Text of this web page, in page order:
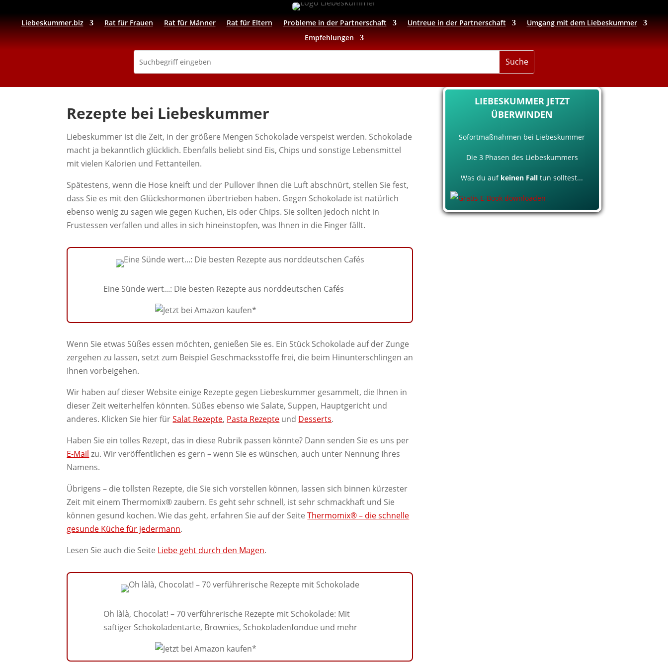
Liebeskummer.biz Rat für Frauen Rat für Männer Rat für Eltern Probleme in der Partnerschaft Untreue in der Partnerschaft
Umgang mit dem Liebeskummer
Empfehlungen
Rezepte bei Liebeskummer
Liebeskummer ist die Zeit, in der größere Mengen Schokolade verspeist werden. Schokolade
macht ja bekanntlich glücklich. Ebenfalls beliebt sind Eis, Chips und sonstige Lebensmittel
mit vielen Kalorien und Fettanteilen.
Spätestens, wenn die Hose kneift und der Pullover Ihnen die Luft abschnürt, stellen Sie fest,
dass Sie es mit den Glückshormonen übertrieben haben. Gegen Schokolade ist natürlich
ebenso wenig zu sagen wie gegen Kuchen, Eis oder Chips. Sie sollten jedoch nicht in
Frustessen verfallen und alles in sich hineinstopfen, was Ihnen in die Finger fällt.
Eine Sünde wert...: Die besten Rezepte aus norddeutschen Cafés
Wenn Sie etwas Süßes essen möchten, genießen Sie es. Ein Stück Schokolade auf der Zunge
zergehen zu lassen, setzt zum Beispiel Geschmacksstoffe frei, die beim Hinunterschlingen an
Ihnen vorbeigehen.
Wir haben auf dieser Website einige Rezepte gegen Liebeskummer gesammelt, die Ihnen in
dieser Zeit weiterhelfen könnten. Süßes ebenso wie Salate, Suppen, Hauptgericht und
anderes. Klicken Sie hier fürSalat Rezepte, Pasta Rezepte und Desserts.
Haben Sie ein tolles Rezept, das in diese Rubrik passen könnte? Dann senden Sie es uns per
E-Mail zu. Wir veröffentlichen es gern – wenn Sie es wünschen, auch unter Nennung Ihres
Namens.
Übrigens – die tollsten Rezepte, die Sie sich vorstellen können, lassen sich binnen kürzester
Zeit mit einem Thermomix® zaubern. Es geht sehr schnell, ist sehr schmackhaft und Sie
können gesund kochen. Wie das geht, erfahren Sie auf der SeiteThermomix® – die schnelle
gesunde Küche für jedermann.
Lesen Sie auch die Seite Liebe geht durch den Magen.
Oh làlà, Chocolat! – 70 verführerische Rezepte mit Schokolade: Mit
saftiger Schokoladentarte, Brownies, Schokoladenfondue und mehr
LIEBESKUMMER JETZT
ÜBERWINDEN
Sofortmaßnahmen bei Liebeskummer
Die 3 Phasen des Liebeskummers
Was du auf keinen Fall tun solltest...